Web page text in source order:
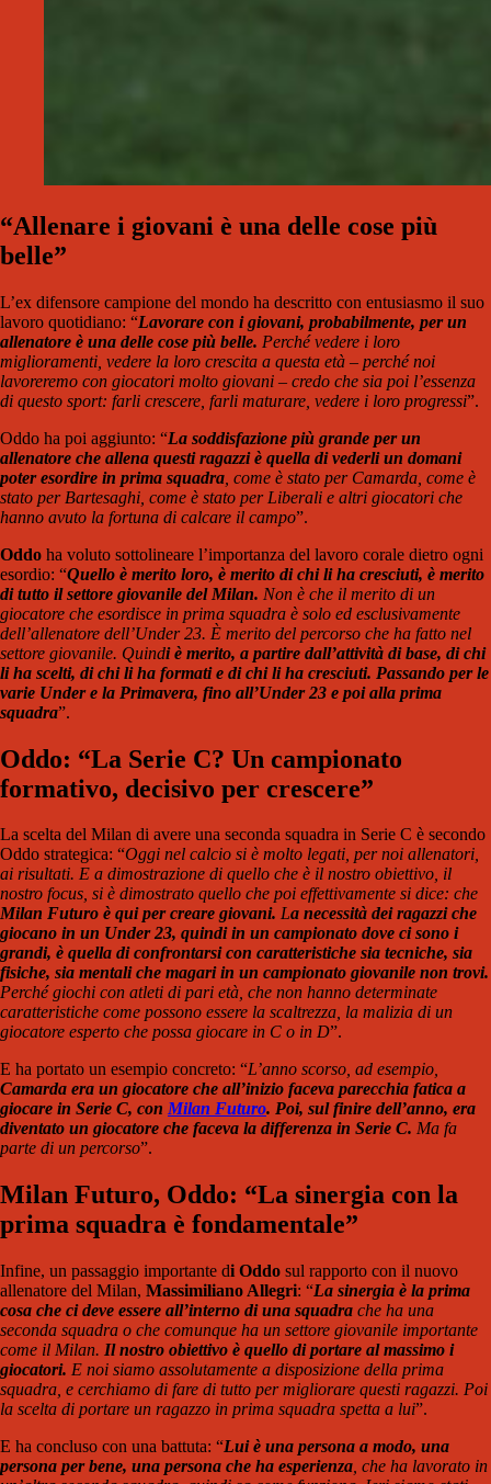
“Allenare i giovani è una delle cose più
belle”
L’ex difensore campione del mondo ha descritto con entusiasmo il suo
lavoro quotidiano: “Lavorare con i giovani, probabilmente, per un
allenatore è una delle cose più belle. Perché vedere i loro
miglioramenti, vedere la loro crescita a questa età – perché noi
lavoreremo con giocatori molto giovani – credo che sia poi l’essenza
di questo sport: farli crescere, farli maturare, vedere i loro progressi”.
Oddo ha poi aggiunto: “La soddisfazione più grande per un
allenatore che allena questi ragazzi è quella di vederli un domani
poter esordire in prima squadra , come è stato per Camarda, come è
stato per Bartesaghi, come è stato per Liberali e altri giocatori che
hanno avuto la fortuna di calcare il campo”.
Oddo ha voluto sottolineare l’importanza del lavoro corale dietro ogni
esordio: “Quello è merito loro, è merito di chi li ha cresciuti, è merito
di tutto il settore giovanile del Milan. Non è che il merito di un
giocatore che esordisce in prima squadra è solo ed esclusivamente
dell’allenatore dell’Under 23. È merito del percorso che ha fatto nel
settore giovanile. Quindi è merito, a partire dall’attività di base, di chi
li ha scelti, di chi li ha formati e di chi li ha cresciuti. Passando per le
varie Under e la Primavera, fino all’Under 23 e poi alla prima
squadra”.
Oddo: “La Serie C? Un campionato
formativo, decisivo per crescere”
La scelta del Milan di avere una seconda squadra in Serie C è secondo
Oddo strategica: “Oggi nel calcio si è molto legati, per noi allenatori,
ai risultati. E a dimostrazione di quello che è il nostro obiettivo, il
nostro focus, si è dimostrato quello che poi effettivamente si dice: che
Milan Futuro è qui per creare giovani. La necessità dei ragazzi che
giocano in un Under 23, quindi in un campionato dove ci sono i
grandi, è quella di confrontarsi con caratteristiche sia tecniche, sia
fisiche, sia mentali che magari in un campionato giovanile non trovi.
Perché giochi con atleti di pari età, che non hanno determinate
caratteristiche come possono essere la scaltrezza, la malizia di un
giocatore esperto che possa giocare in C o in D”.
E ha portato un esempio concreto: “L’anno scorso, ad esempio,
Camarda era un giocatore che all’inizio faceva parecchia fatica a
giocare in Serie C, con Milan Futuro. Poi, sul finire dell’anno, era
diventato un giocatore che faceva la differenza in Serie C. Ma fa
parte di un percorso”.
Milan Futuro, Oddo: “La sinergia con la
prima squadra è fondamentale”
Infine, un passaggio importante di Oddo sul rapporto con il nuovo
allenatore del Milan, Massimiliano Allegri: “La sinergia è la prima
cosa che ci deve essere all’interno di una squadra che ha una
seconda squadra o che comunque ha un settore giovanile importante
come il Milan. Il nostro obiettivo è quello di portare al massimo i
giocatori. E noi siamo assolutamente a disposizione della prima
squadra, e cerchiamo di fare di tutto per migliorare questi ragazzi. Poi
la scelta di portare un ragazzo in prima squadra spetta a lui”.
E ha concluso con una battuta: “Lui è una persona a modo, una
persona per bene, una persona che ha esperienza , che ha lavorato in